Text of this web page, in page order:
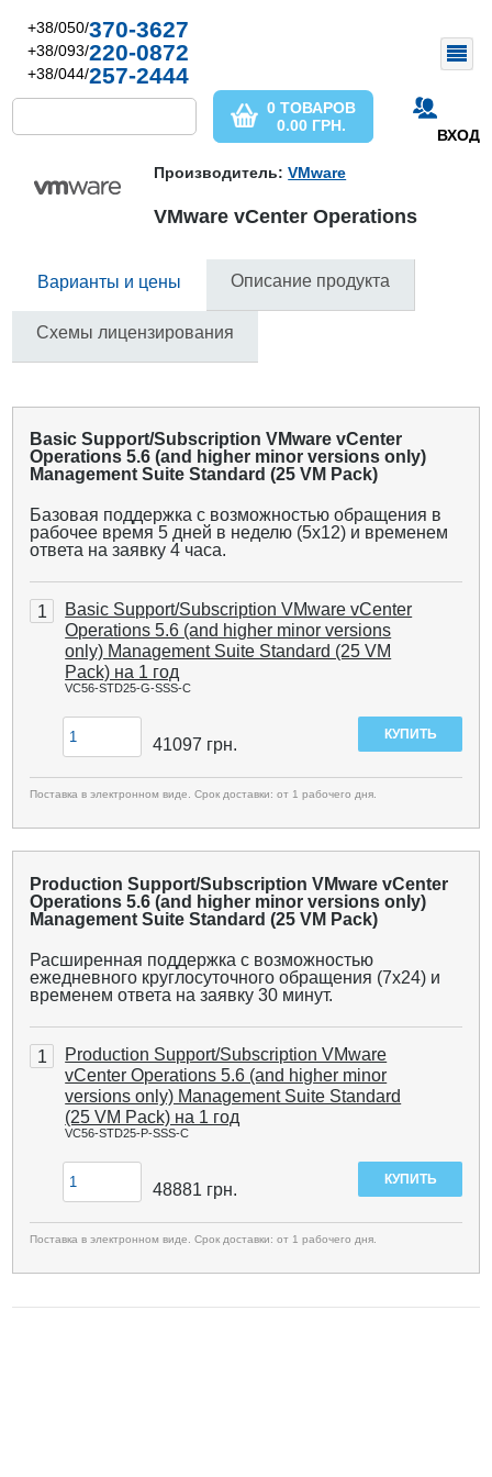
+38/050/370-3627
+38/093/220-0872
+38/044/257-2444
ВХОД
0 ТОВАРОВ
0.00 ГРН.
Производитель:VMware
VMware vCenter Operations
Варианты и цены Описание продукта
Схемы лицензирования
Basic Support/Subscription VMware vCenter
Operations 5.6 (and higher minor versions only)
Management Suite Standard (25 VM Pack)
Базовая поддержка с возможностью обращения в
рабочее время 5 дней в неделю (5x12) и временем
ответа на заявку 4 часа.
1
Basic Support/Subscription VMware vCenter
Operations 5.6 (and higher minor versions
only) Management Suite Standard (25 VM
Pack) на 1 год
VC56-STD25-G-SSS-C
41097 грн.
Поставка в электронном виде. Срок доставки: от 1 рабочего дня.
Production Support/Subscription VMware vCenter
Operations 5.6 (and higher minor versions only)
Management Suite Standard (25 VM Pack)
Расширенная поддержка с возможностью
ежедневного круглосуточного обращения (7x24) и
временем ответа на заявку 30 минут.
1
Production Support/Subscription VMware
vCenter Operations 5.6 (and higher minor
versions only) Management Suite Standard
(25 VM Pack) на 1 год
VC56-STD25-P-SSS-C
48881 грн.
Поставка в электронном виде. Срок доставки: от 1 рабочего дня.